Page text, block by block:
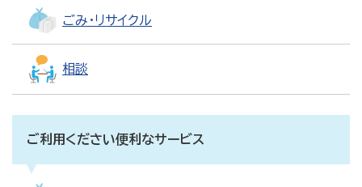
ごみ・リサイクル
相談
ご利用ください便利なサービス